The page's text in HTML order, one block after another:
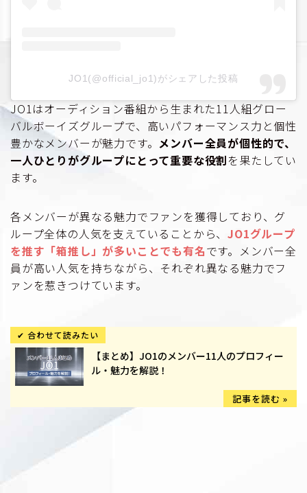
JO1(@official_jo1)がシェアした投稿
JO1はオーディション番組から生まれた11人組グロー
バルボーイズグループで、高いパフォーマンス力と個性
豊かなメンバーが魅力です。 メンバー全員が個性的で、
一人ひとりがグループにとって重要な役割を果たしてい
ます。
各メンバーが異なる魅力でファンを獲得しており、グ
ループ全体の人気を支えていることから、JO1グループ
を推す「箱推し」が多いことでも有名です。メンバー全
員が高い人気を持ちながら、それぞれ異なる魅力でフ
ァンを惹きつけています。
【まとめ】JO1のメンバー11人のプロフィー
ル・魅力を解説！